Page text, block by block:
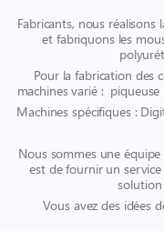
Fabricants, nous
et fabriquons les
Pour la fabrication des
machines varié :
Machines spécifiques :
Nous sommes une
est de fournir un
Vous avez des idées